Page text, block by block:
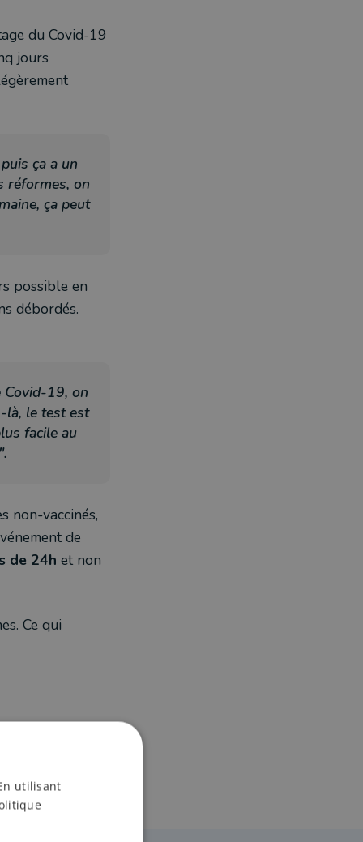
du Covid-19
jours
ça a un
réformes, on
ça peut
possible en
débordés.
Covid-19, on
là, le test est
facile au
non-vaccinés,
de
de 24h et non
Ce qui
utilisant